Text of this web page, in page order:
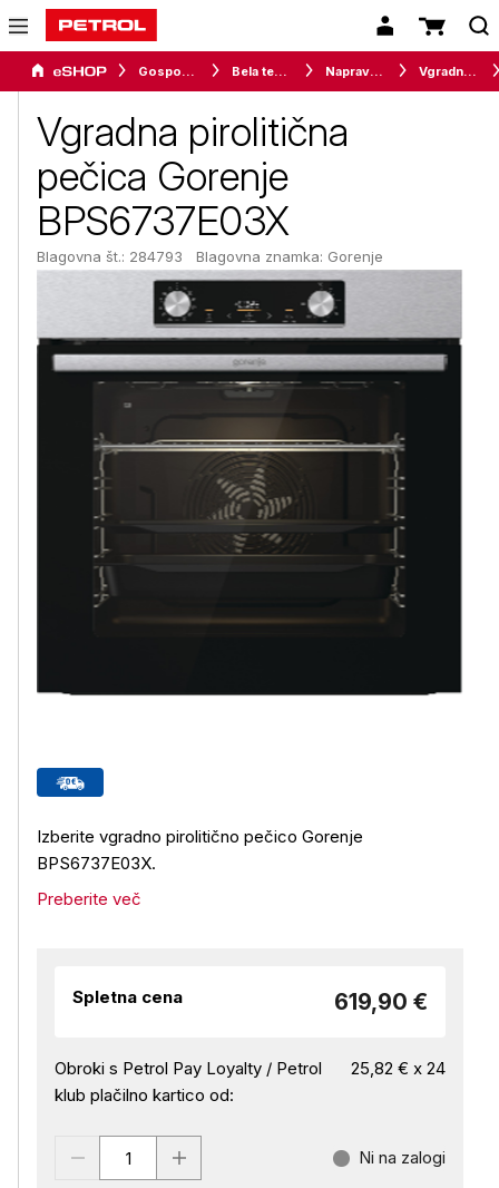
Gospodinjski aparati Bela tehnika Naprave za kuhanje Vgradne pečice
Vgradna pirolitična
pečica Gorenje
BPS6737E03X
Blagovna št.: 284793 Blagovna znamka: Gorenje
Izberite vgradno pirolitično pečico Gorenje
BPS6737E03X.
Preberite več
Spletna cena 619,90 €
Obroki s Petrol Pay Loyalty / Petrol
klub plačilno kartico od:
25,82 € x 24
Ni na zalogi